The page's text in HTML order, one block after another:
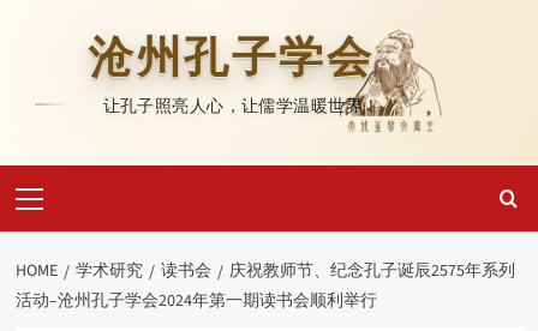
沧州孔子学会
让孔子照亮人心，让儒学温暖世界！
Menu
HOME 学术研究 读书会
庆祝教师节、纪念孔子诞辰2575年系列
活动–沧州孔子学会2024年第一期读书会顺利举行